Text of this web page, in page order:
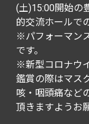
(土)15:00開始の
的交流ホールで
※パフォーマン
です。
※新型コロナウ
鑑賞の際はマス
咳・咽頭痛など
頂きますようお